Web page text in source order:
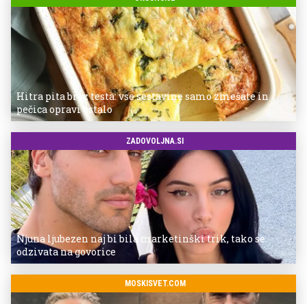
Hitra pita brez testa: vse sestavine samo zmešate in
pečica opravi ostalo
ZADOVOLJNA.SI
Njuna ljubezen naj bi bila marketinški trik, tako se
odzivata na govorice
MOSKISVET.COM